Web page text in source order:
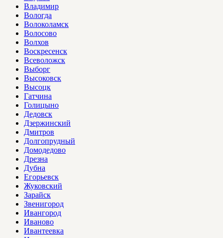
Владимир
Вологда
Волоколамск
Волосово
Волхов
Воскресенск
Всеволожск
Выборг
Высоковск
Высоцк
Гатчина
Голицыно
Дедовск
Дзержинский
Дмитров
Долгопрудный
Домодедово
Дрезна
Дубна
Егорьевск
Жуковский
Зарайск
Звенигород
Ивангород
Иваново
Ивантеевка